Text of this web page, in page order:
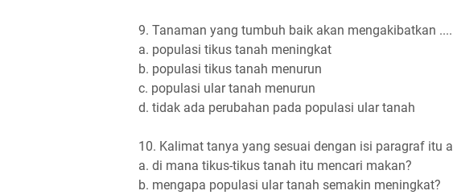
9. Tanaman yang tumbuh baik akan mengakibatkan ....
a. populasi tikus tanah meningkat
b. populasi tikus tanah menurun
c. populasi ular tanah menurun
d. tidak ada perubahan pada populasi ular tanah
10. Kalimat tanya yang sesuai dengan isi paragraf itu
a. di mana tikus-tikus tanah itu mencari makan?
b. mengapa populasi ular tanah semakin meningkat?